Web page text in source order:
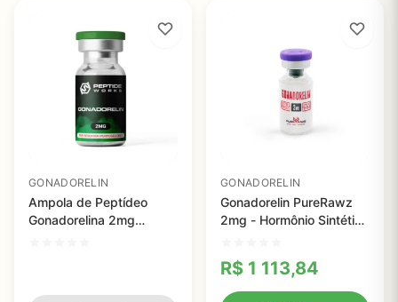
GONADORELIN
Ampola de Peptídeo
Gonadorelina 2mg
GONADORELIN
Gonadorelin PureRawz
2mg - Hormônio Sintético
Pureza
R$ 1 113,84